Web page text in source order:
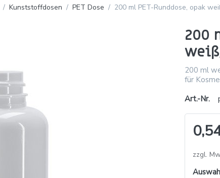
Kunststoffdosen PET Dose 200 ml PET-Runddose, opak
200
200 ml
für
Art.-Nr.
zzgl.